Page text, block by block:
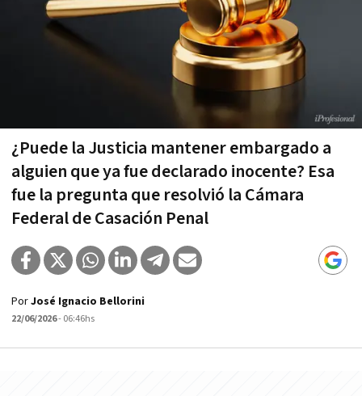
¿Puede la Justicia mantener embargado a
alguien que ya fue declarado inocente? Esa
fue la pregunta que resolvió la Cámara
Federal de Casación Penal
PorJosé Ignacio Bellorini
22/06/2026- 06:46hs